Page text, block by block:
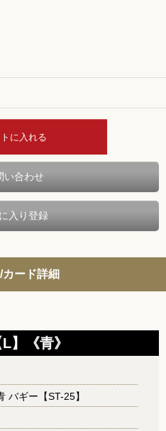
に入れる
い合わせ
入り登録
ード詳細
】《青》
バギー【ST-25】